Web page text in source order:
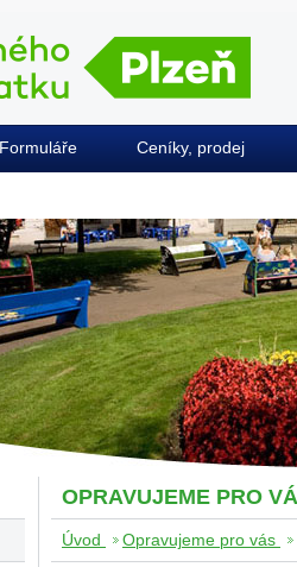
Formuláře Ceníky, prodej
OPRAVUJEME PRO
Úvod Opravujeme pro vás